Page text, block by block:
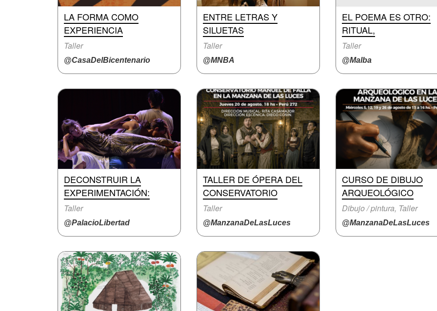
LA FORMA COMO
EXPERIENCIA
Taller
@CasaDelBicentenario
ENTRE LETRAS Y
SILUETAS
Taller
@MNBA
EL POEMA ES OTRO:
RITUAL,
Taller
@Malba
DECONSTRUIR LA
EXPERIMENTACIÓN:
Taller
@PalacioLibertad
TALLER DE ÓPERA DEL
CONSERVATORIO
Taller
@ManzanaDeLasLuces
CURSO DE DIBUJO
ARQUEOLÓGICO
Dibujo / pintura, Taller
@ManzanaDeLasLuces